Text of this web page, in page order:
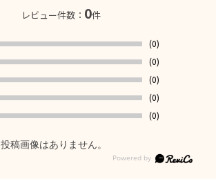
レビュー件数： 0件
(0)
(0)
(0)
(0)
(0)
投稿画像はありません。